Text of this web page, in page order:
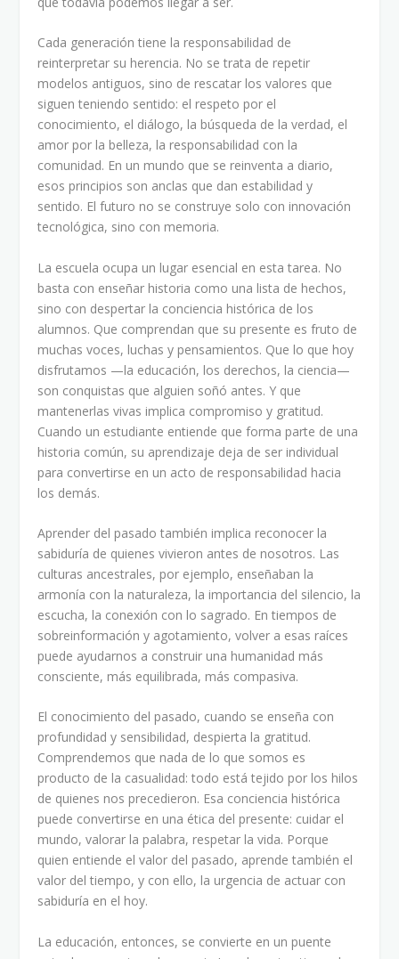
Cada generación tiene la responsabilidad de
reinterpretar su herencia. No se trata de repetir
modelos antiguos, sino de rescatar los valores que
siguen teniendo sentido: el respeto por el
conocimiento, el diálogo, la búsqueda de la verdad, el
amor por la belleza, la responsabilidad con la
comunidad. En un mundo que se reinventa a diario,
esos principios son anclas que dan estabilidad y
sentido. El futuro no se construye solo con innovación
tecnológica, sino con memoria.
La escuela ocupa un lugar esencial en esta tarea. No
basta con enseñar historia como una lista de hechos,
sino con despertar la conciencia histórica de los
alumnos. Que comprendan que su presente es fruto de
muchas voces, luchas y pensamientos. Que lo que hoy
disfrutamos —la educación, los derechos, la ciencia—
son conquistas que alguien soñó antes. Y que
mantenerlas vivas implica compromiso y gratitud.
Cuando un estudiante entiende que forma parte de una
historia común, su aprendizaje deja de ser individual
para convertirse en un acto de responsabilidad hacia
los demás.
Aprender del pasado también implica reconocer la
sabiduría de quienes vivieron antes de nosotros. Las
culturas ancestrales, por ejemplo, enseñaban la
armonía con la naturaleza, la importancia del silencio, la
escucha, la conexión con lo sagrado. En tiempos de
sobreinformación y agotamiento, volver a esas raíces
puede ayudarnos a construir una humanidad más
consciente, más equilibrada, más compasiva.
El conocimiento del pasado, cuando se enseña con
profundidad y sensibilidad, despierta la gratitud.
Comprendemos que nada de lo que somos es
producto de la casualidad: todo está tejido por los hilos
de quienes nos precedieron. Esa conciencia histórica
puede convertirse en una ética del presente: cuidar el
mundo, valorar la palabra, respetar la vida. Porque
quien entiende el valor del pasado, aprende también el
valor del tiempo, y con ello, la urgencia de actuar con
sabiduría en el hoy.
La educación, entonces, se convierte en un puente